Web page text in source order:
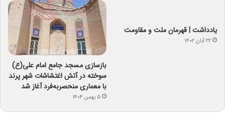
یادداشت | قهرمان ملت و مقاومت
۲۲ آبان ۱۴۰۲
بازسازی مسجد جامع امام علی(ع)
سوخته در آتش اغتشاشات شهر پرند
با معماری منحصربه‌فرد آغاز شد
۵ بهمن ۱۴۰۴